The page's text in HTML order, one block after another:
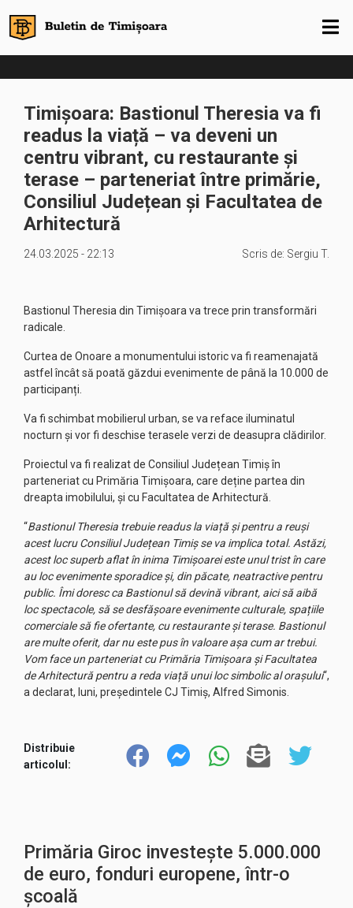
Timișoara: Bastionul Theresia va fi
readus la viață – va deveni un
centru vibrant, cu restaurante și
terase – parteneriat între primărie,
Consiliul Județean și Facultatea de
Arhitectură
24.03.2025 - 22:13 Scris de: Sergiu T.
Bastionul Theresia din Timișoara va trece prin transformări
radicale.
Curtea de Onoare a monumentului istoric va fi reamenajată
astfel încât să poată găzdui evenimente de până la 10.000 de
participanți.
Va fi schimbat mobilierul urban, se va reface iluminatul
nocturn și vor fi deschise terasele verzi de deasupra clădirilor.
Proiectul va fi realizat de Consiliul Județean Timiș în
parteneriat cu Primăria Timișoara, care deține partea din
dreapta imobilului, și cu Facultatea de Arhitectură.
“Bastionul Theresia trebuie readus la viață și pentru a reuși
acest lucru Consiliul Județean Timiș se va implica total. Astăzi,
acest loc superb aflat în inima Timișoarei este unul trist în care
au loc evenimente sporadice și, din păcate, neatractive pentru
public. Îmi doresc ca Bastionul să devină vibrant, aici să aibă
loc spectacole, să se desfășoare evenimente culturale, spațiile
comerciale să fie ofertante, cu restaurante și terase. Bastionul
are multe oferit, dar nu este pus în valoare așa cum ar trebui.
Vom face un parteneriat cu Primăria Timișoara și Facultatea
de Arhitectură pentru a reda viață unui loc simbolic al orașului“,
a declarat, luni, președintele CJ Timiș, Alfred Simonis.
Distribuie
articolul:
Primăria Giroc investește 5.000.000
de euro, fonduri europene, într-o
școală